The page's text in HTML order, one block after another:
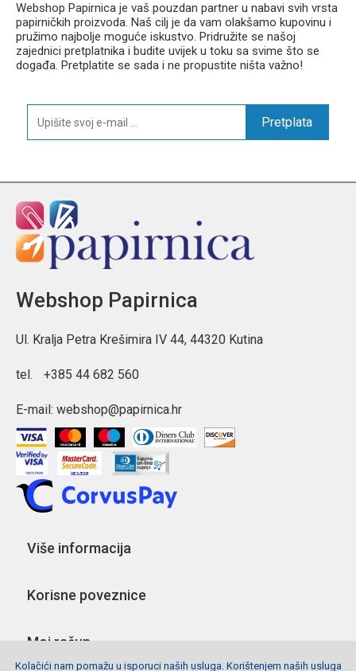
Webshop Papirnica je vaš pouzdan partner u nabavi svih vrsta
papirničkih proizvoda. Naš cilj je da vam olakšamo kupovinu i
pružimo najbolje moguće iskustvo. Pridružite se našoj
zajednici pretplatnika i budite uvijek u toku sa svime što se
događa. Pretplatite se sada i ne propustite ništa važno!
Pretplata
Webshop Papirnica
Ul. Kralja Petra Krešimira IV 44, 44320 Kutina
tel. +385 44 682 560
E-mail: webshop@papirnica.hr
Više informacija
Korisne poveznice
Moj račun
Kolačići nam pomažu u isporuci naših usluga. Korištenjem naših usluga